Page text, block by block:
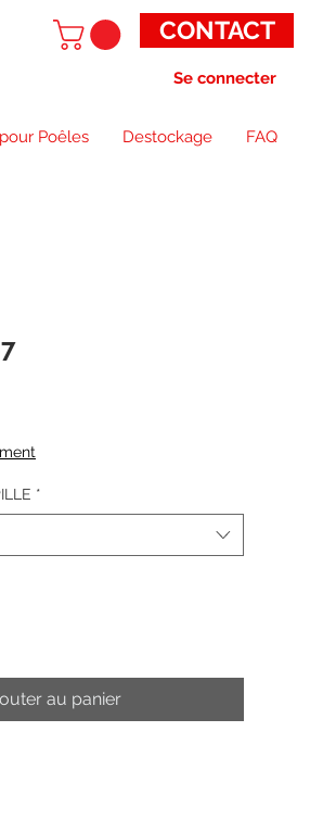
CONTACT
Se connecter
Poêles Destockage FAQ
*
au panier